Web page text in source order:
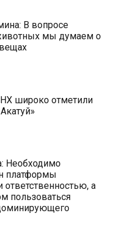
В вопросе
мы думаем о
широко отметили
Необходимо
платформы
ответственностью, а
пользоваться